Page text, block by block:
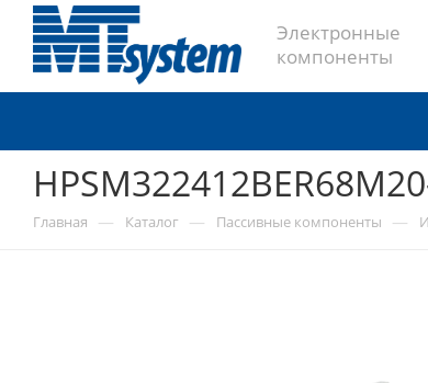
Электронные
компоненты
Главная — Каталог — Пассивные компоненты —